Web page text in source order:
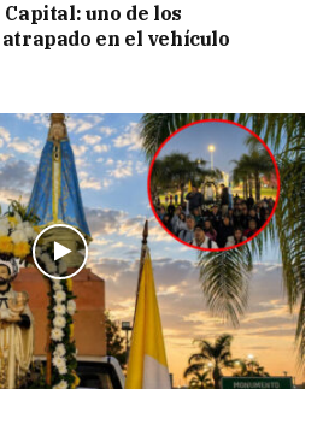
uno de los
en el vehículo